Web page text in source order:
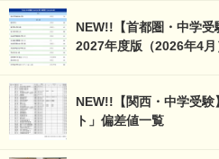
NEW!!【首都圏・中学受
2027年度版（2026年4月
NEW!!【関西・中学受
ト」偏差値一覧